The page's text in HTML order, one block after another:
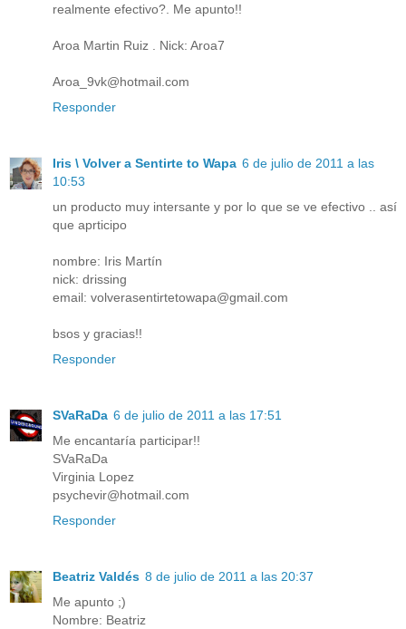
realmente efectivo?. Me apunto!!
Aroa Martin Ruiz . Nick: Aroa7
Aroa_9vk@hotmail.com
Responder
Iris \ Volver a Sentirte to Wapa 6 de julio de 2011 a las
10:53
un producto muy intersante y por lo que se ve efectivo .. así
que aprticipo
nombre: Iris Martín
nick: drissing
email: volverasentirtetowapa@gmail.com
bsos y gracias!!
Responder
SVaRaDa 6 de julio de 2011 a las 17:51
Me encantaría participar!!
SVaRaDa
Virginia Lopez
psychevir@hotmail.com
Responder
Beatriz Valdés 8 de julio de 2011 a las 20:37
Me apunto ;)
Nombre: Beatriz